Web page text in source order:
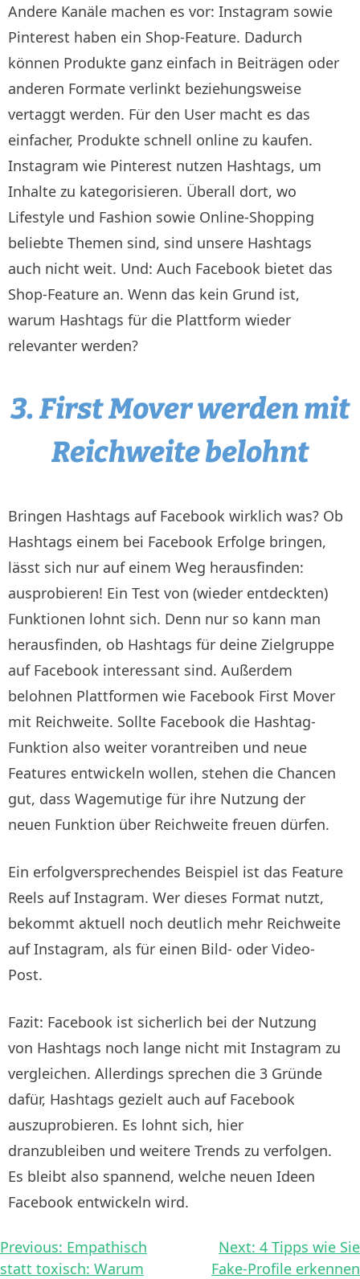
Andere Kanäle machen es vor: Instagram sowie
Pinterest haben ein Shop-Feature. Dadurch
können Produkte ganz einfach in Beiträgen oder
anderen Formate verlinkt beziehungsweise
vertaggt werden. Für den User macht es das
einfacher, Produkte schnell online zu kaufen.
Instagram wie Pinterest nutzen Hashtags, um
Inhalte zu kategorisieren. Überall dort, wo
Lifestyle und Fashion sowie Online-Shopping
beliebte Themen sind, sind unsere Hashtags
auch nicht weit. Und: Auch Facebook bietet das
Shop-Feature an. Wenn das kein Grund ist,
warum Hashtags für die Plattform wieder
relevanter werden?
3. First Mover werden mit
Reichweite belohnt
Bringen Hashtags auf Facebook wirklich was? Ob
Hashtags einem bei Facebook Erfolge bringen,
lässt sich nur auf einem Weg herausfinden:
ausprobieren! Ein Test von (wieder entdeckten)
Funktionen lohnt sich. Denn nur so kann man
herausfinden, ob Hashtags für deine Zielgruppe
auf Facebook interessant sind. Außerdem
belohnen Plattformen wie Facebook First Mover
mit Reichweite. Sollte Facebook die Hashtag-
Funktion also weiter vorantreiben und neue
Features entwickeln wollen, stehen die Chancen
gut, dass Wagemutige für ihre Nutzung der
neuen Funktion über Reichweite freuen dürfen.
Ein erfolgversprechendes Beispiel ist das Feature
Reels auf Instagram. Wer dieses Format nutzt,
bekommt aktuell noch deutlich mehr Reichweite
auf Instagram, als für einen Bild- oder Video-
Post.
Fazit: Facebook ist sicherlich bei der Nutzung
von Hashtags noch lange nicht mit Instagram zu
vergleichen. Allerdings sprechen die 3 Gründe
dafür, Hashtags gezielt auch auf Facebook
auszuprobieren. Es lohnt sich, hier
dranzubleiben und weitere Trends zu verfolgen.
Es bleibt also spannend, welche neuen Ideen
Facebook entwickeln wird.
Beitragsnavigation
Previous: Empathisch
statt toxisch: Warum
Next: 4 Tipps wie Sie
Fake-Profile erkennen